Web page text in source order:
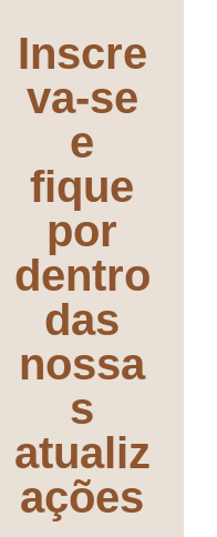
Inscre
va-se
e
fique
por
dentro
das
nossa
s
atualiz
ações